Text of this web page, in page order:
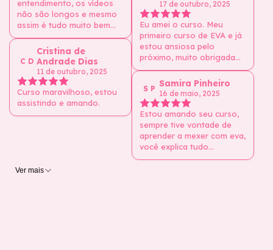
entendimento, os vídeos
não são longos e mesmo
assim é tudo muito bem
explicado. Gostei bastante
das dicas de materiais,
pois estava meio perdida.
O curso dá uma super
direção. Já estou ansiosa
para o próximo curso! 💕
C D
Cristina de
Andrade Dias
11 de outubro, 2025
Curso maravilhoso, estou
assistindo e amando.
Amei cada dica. Valeu
muito a pena!
17 de outubro, 2025
Eu amei o curso. Meu
primeiro curso de EVA e já
estou ansiosa pelo
próximo, muito obrigada
por compartilhar seu
conhecimento com a
gente. Você é incrível e
uma ótima professora,
explica divinamente bem,
gostei bastante.
S P Samira Pinheiro
16 de maio, 2025
Estou amando seu curso,
sempre tive vontade de
aprender a mexer com eva,
você explica tudo
detalhado, parabéns. 🥰🙏
Ver mais